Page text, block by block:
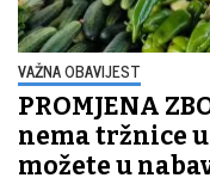
VAŽNA OBAVIJEST
PROMJENA
nema tržnice
možete u